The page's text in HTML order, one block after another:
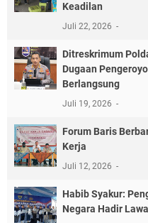
Keadilan
Juli 22, 2026
Ditreskrimum
Dugaan
Berlangsung
Juli 19, 2026
Forum Baris
Kerja
Juli 12, 2026
​Habib Syakur:
Negara Hadir